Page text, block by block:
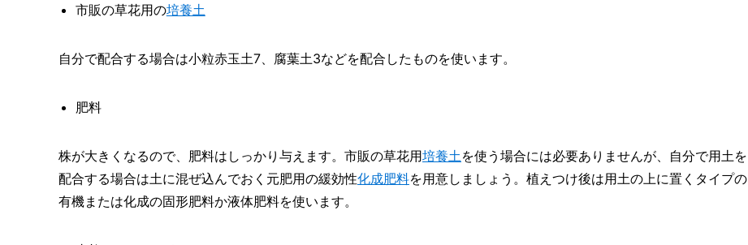
市販の草花用の培養土
自分で配合する場合は小粒赤玉土7、腐葉土3などを配合したものを使います。
肥料
株が大きくなるので、肥料はしっかり与えます。市販の草花用培養土 を使う場合には必要ありませんが、自分で用土を
配合する場合は土に混ぜ込んでおく元肥用の緩効性化成肥料を用意しましょう。植えつけ後は用土の上に置くタイプの
有機または化成の固形肥料か液体肥料を使います。